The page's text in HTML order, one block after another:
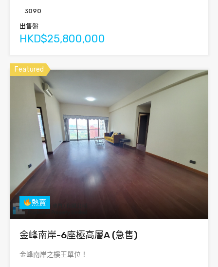
3090
出售盤
HKD$25,800,000
Featured
熱賣
金峰南岸-6座極高層A (急售)
金峰南岸之樓王單位！